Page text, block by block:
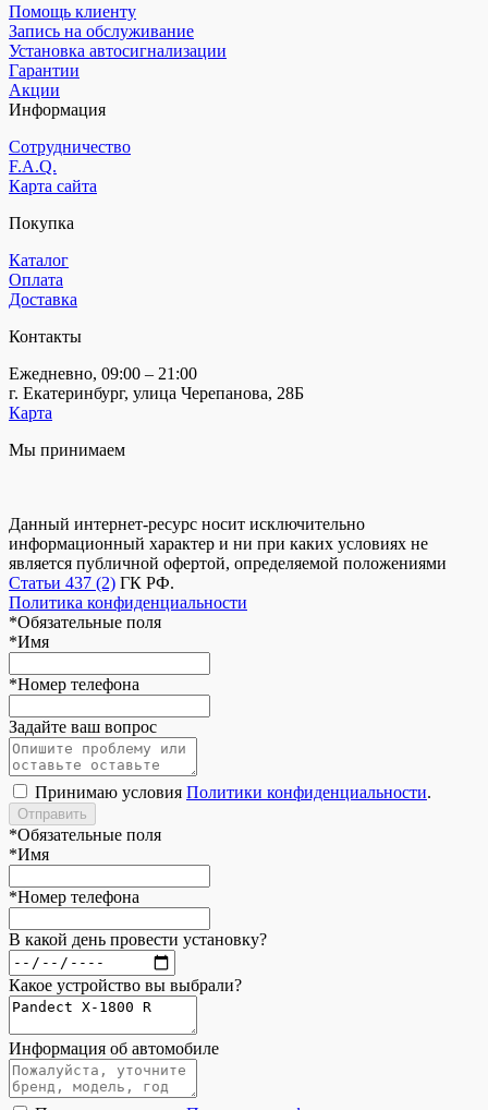
Помощь клиенту
Запись на обслуживание
Установка автосигнализации
Гарантии
Акции
Информация
Сотрудничество
F.A.Q.
Карта сайта
Покупка
Каталог
Оплата
Доставка
Контакты
Ежедневно, 09:00 – 21:00
г. Екатеринбург, улица Черепанова, 28Б
Карта
Мы принимаем
Данный интернет-ресурс носит исключительно
информационный характер и ни при каких условиях не
является публичной офертой, определяемой положениями
Статьи 437 (2) ГК РФ.
Политика конфиденциальности
*Обязательные поля
*Имя
*Номер телефона
Задайте ваш вопрос
Принимаю условия Политики конфиденциальности.
*Обязательные поля
*Имя
*Номер телефона
В какой день провести установку?
Какое устройство вы выбрали?
Информация об автомобиле